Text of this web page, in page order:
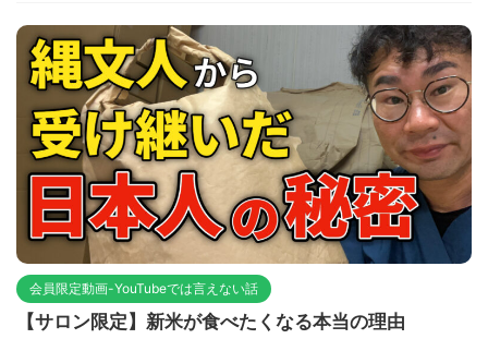
会員限定動画-YouTubeでは言えない話
【サロン限定】新米が食べたくなる本当の理由